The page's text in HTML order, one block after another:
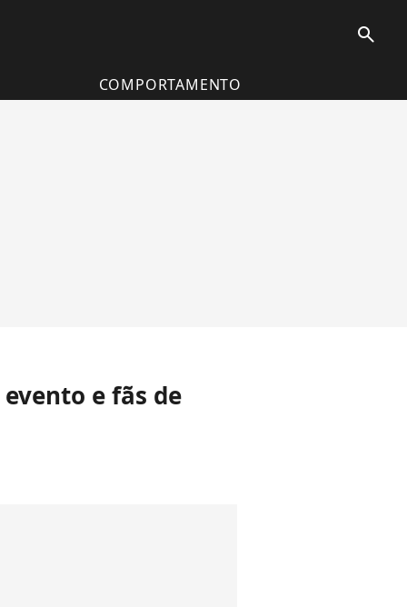
search
COMPORTAMENTO
e fãs de